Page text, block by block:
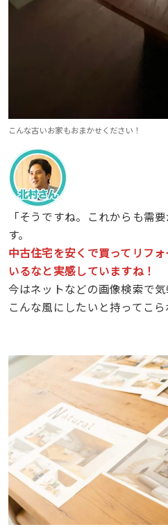
こんな古いお家もおまかせください！
「そうですね。これからも需
す。
中古住宅を安くで買ってリフ
いるなと実感していますね！
今はネットなどの画像検索で気
こんな風にしたいと持ってこら